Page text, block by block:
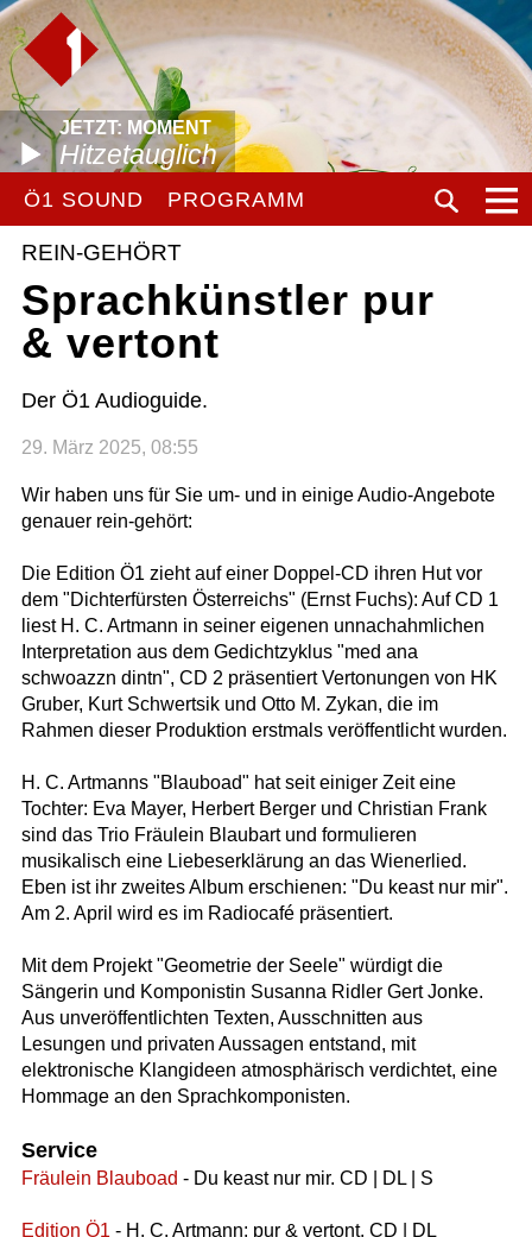
JETZT: MOMENT
Hitzetauglich
Ö1 SOUND PROGRAMM
REIN-GEHÖRT
Sprachkünstler pur
& vertont
Der Ö1 Audioguide.
29. März 2025, 08:55
Wir haben uns für Sie um- und in einige Audio-Angebote
genauer rein-gehört:
Die Edition Ö1 zieht auf einer Doppel-CD ihren Hut vor
dem "Dichterfürsten Österreichs" (Ernst Fuchs): Auf CD 1
liest H. C. Artmann in seiner eigenen unnachahmlichen
Interpretation aus dem Gedichtzyklus "med ana
schwoazzn dintn", CD 2 präsentiert Vertonungen von HK
Gruber, Kurt Schwertsik und Otto M. Zykan, die im
Rahmen dieser Produktion erstmals veröffentlicht wurden.
H. C. Artmanns "Blauboad" hat seit einiger Zeit eine
Tochter: Eva Mayer, Herbert Berger und Christian Frank
sind das Trio Fräulein Blaubart und formulieren
musikalisch eine Liebeserklärung an das Wienerlied.
Eben ist ihr zweites Album erschienen: "Du keast nur mir".
Am 2. April wird es im Radiocafé präsentiert.
Mit dem Projekt "Geometrie der Seele" würdigt die
Sängerin und Komponistin Susanna Ridler Gert Jonke.
Aus unveröffentlichten Texten, Ausschnitten aus
Lesungen und privaten Aussagen entstand, mit
elektronische Klangideen atmosphärisch verdichtet, eine
Hommage an den Sprachkomponisten.
Service
Fräulein Blauboad - Du keast nur mir. CD | DL | S
Edition Ö1 - H. C. Artmann: pur & vertont. CD | DL